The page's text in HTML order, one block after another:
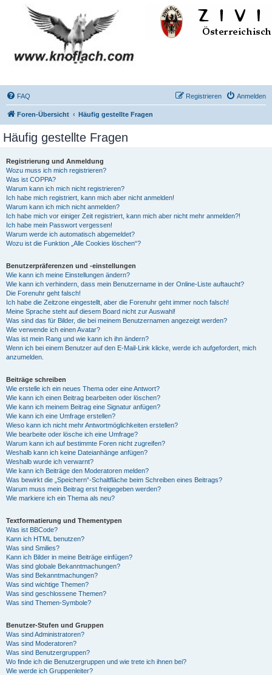
FAQ Anmelden
Registrieren
Foren-Übersicht Häufig gestellte Fragen
Häufig gestellte Fragen
Registrierung und Anmeldung
Wozu muss ich mich registrieren?
Was ist COPPA?
Warum kann ich mich nicht registrieren?
Ich habe mich registriert, kann mich aber nicht anmelden!
Warum kann ich mich nicht anmelden?
Ich habe mich vor einiger Zeit registriert, kann mich aber nicht mehr anmelden?!
Ich habe mein Passwort vergessen!
Warum werde ich automatisch abgemeldet?
Wozu ist die Funktion „Alle Cookies löschen“?
Benutzerpräferenzen und -einstellungen
Wie kann ich meine Einstellungen ändern?
Wie kann ich verhindern, dass mein Benutzername in der Online-Liste auftaucht?
Die Forenuhr geht falsch!
Ich habe die Zeitzone eingestellt, aber die Forenuhr geht immer noch falsch!
Meine Sprache steht auf diesem Board nicht zur Auswahl!
Was sind das für Bilder, die bei meinem Benutzernamen angezeigt werden?
Wie verwende ich einen Avatar?
Was ist mein Rang und wie kann ich ihn ändern?
Wenn ich bei einem Benutzer auf den E-Mail-Link klicke, werde ich aufgefordert, mich
anzumelden.
Beiträge schreiben
Wie erstelle ich ein neues Thema oder eine Antwort?
Wie kann ich einen Beitrag bearbeiten oder löschen?
Wie kann ich meinem Beitrag eine Signatur anfügen?
Wie kann ich eine Umfrage erstellen?
Wieso kann ich nicht mehr Antwortmöglichkeiten erstellen?
Wie bearbeite oder lösche ich eine Umfrage?
Warum kann ich auf bestimmte Foren nicht zugreifen?
Weshalb kann ich keine Dateianhänge anfügen?
Weshalb wurde ich verwarnt?
Wie kann ich Beiträge den Moderatoren melden?
Was bewirkt die „Speichern“-Schaltfläche beim Schreiben eines Beitrags?
Warum muss mein Beitrag erst freigegeben werden?
Wie markiere ich ein Thema als neu?
Textformatierung und Thementypen
Was ist BBCode?
Kann ich HTML benutzen?
Was sind Smilies?
Kann ich Bilder in meine Beiträge einfügen?
Was sind globale Bekanntmachungen?
Was sind Bekanntmachungen?
Was sind wichtige Themen?
Was sind geschlossene Themen?
Was sind Themen-Symbole?
Benutzer-Stufen und Gruppen
Was sind Administratoren?
Was sind Moderatoren?
Was sind Benutzergruppen?
Wo finde ich die Benutzergruppen und wie trete ich ihnen bei?
Wie werde ich Gruppenleiter?